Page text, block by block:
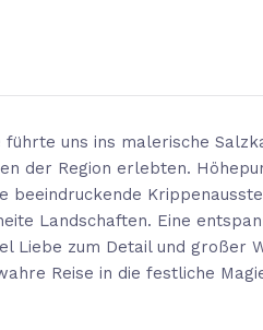
uns ins malerische
der Region erlebten.
Landschaften. Eine
Liebe zum Detail und großer
Reise in die festliche